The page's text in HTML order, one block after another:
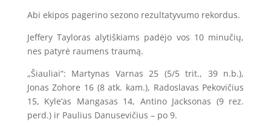
Abi ekipos pagerino sezono rezultatyvumo rekordus.
Jeffery Tayloras alytiškiams padėjo vos 10 minučių,
nes patyrė raumens traumą.
„Šiauliai“: Martynas Varnas 25 (5/5 trit., 39 n.b.),
Jonas Zohore 16 (8 atk. kam.), Radoslavas Pekovičius
15, Kyle‘as Mangasas 14, Antino Jacksonas (9 rez.
perd.) ir Paulius Danusevičius – po 9.